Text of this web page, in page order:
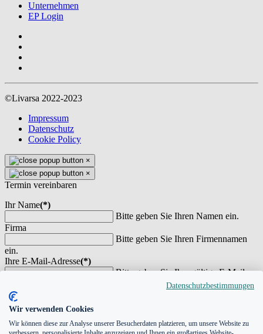
Unternehmen
EP Login
©Livarsa 2022-2023
Impressum
Datenschutz
Cookie Policy
×
×
Termin vereinbaren
Ihr Name(*)
Bitte geben Sie Ihren Namen ein.
Firma
Bitte geben Sie Ihren Firmennamen
ein.
Ihre E-Mail-Adresse(*)
Bitte geben Sie Ihre gültige E-Mail-
Telefonnummer
Ihre Nachricht
Datenschutzbestimmungen
Wir verwenden Cookies
Wir können diese zur Analyse unserer Besucherdaten platzieren, um unsere Website zu